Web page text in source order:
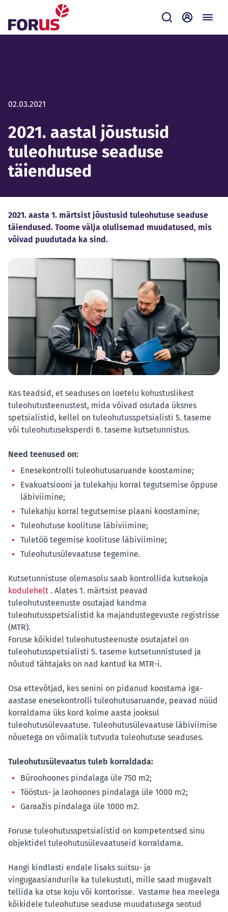
Saada
02.03.2021
2021. aastal jõustusid
tuleohutuse seaduse
täiendused
2021. aasta 1. märtsist jõustusid tuleohutuse seaduse
täiendused. Toome välja olulisemad muudatused, mis
võivad puudutada ka sind.
Kas teadsid, et seaduses on loetelu kohustuslikest
tuleohutusteenustest, mida võivad osutada üksnes
spetsialistid, kellel on tuleohutusspetsialisti 5. taseme
või tuleohutuseksperdi 6. taseme kutsetunnistus.
Need teenused on:
Enesekontrolli tuleohutusaruande koostamine;
Evakuatsiooni ja tulekahju korral tegutsemise õppuse
läbiviimine;
Tulekahju korral tegutsemise plaani koostamine;
Tuleohutuse koolituse läbiviimine;
Tuletöö tegemise koolituse läbiviimine;
Tuleohutusülevaatuse tegemine.
Kutsetunnistuse olemasolu saab kontrollida kutsekoja
kodulehelt . Alates 1. märtsist peavad
tuleohutusteenuste osutajad kandma
tuleohutusspetsialistid ka majandustegevuste registrisse
(MTR).
Foruse kõikidel tuleohutusteenuste osutajatel on
tuleohutusspetsialisti 5. taseme kutsetunnistused ja
nõutud tähtajaks on nad kantud ka MTR-i.
Osa ettevõtjad, kes senini on pidanud koostama iga-
aastase enesekontrolli tuleohutusaruande, peavad nüüd
korraldama üks kord kolme aasta jooksul
tuleohutusülevaatuse. Tuleohutusülevaatuse läbiviimise
nõuetega on võimalik tutvuda tuleohutuse seaduses.
Tuleohutusülevaatus tuleb korraldada:
Büroohoones pindalaga üle 750 m2;
Tööstus- ja laohoones pindalaga üle 1000 m2;
Garaažis pindalaga üle 1000 m2.
Foruse tuleohutusspetsialistid on kompetentsed sinu
objektidel tuleohutusülevaatuseid korraldama.
Hangi kindlasti endale lisaks suitsu- ja
vingugaasiandurile ka tulekustuti, mille saad mugavalt
tellida ka otse koju või kontorisse. Vastame hea meelega
kõikidele tuleohutuse seaduse muudatusega seotud